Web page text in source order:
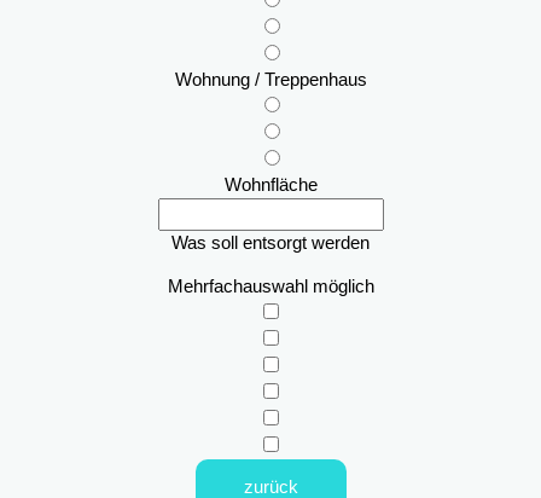
Wohnung / Treppenhaus
Wohnfläche
Was soll entsorgt werden
Mehrfachauswahl möglich
zurück